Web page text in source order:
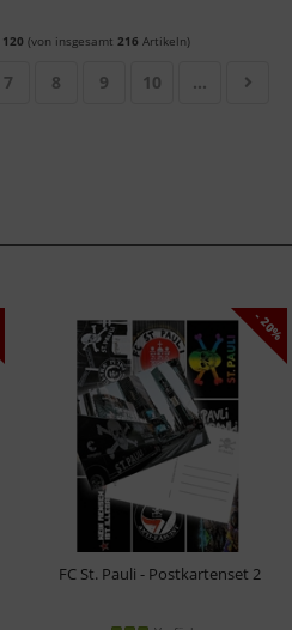
120 (von insgesamt 216 Artikeln)
7 8 9 10 ...
FC St. Pauli - Postkartenset 2
- 20%